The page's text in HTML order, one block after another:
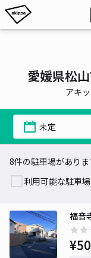
愛媛県松
アキ
未定
8件の駐車場がありま
利用可能な駐車
福音